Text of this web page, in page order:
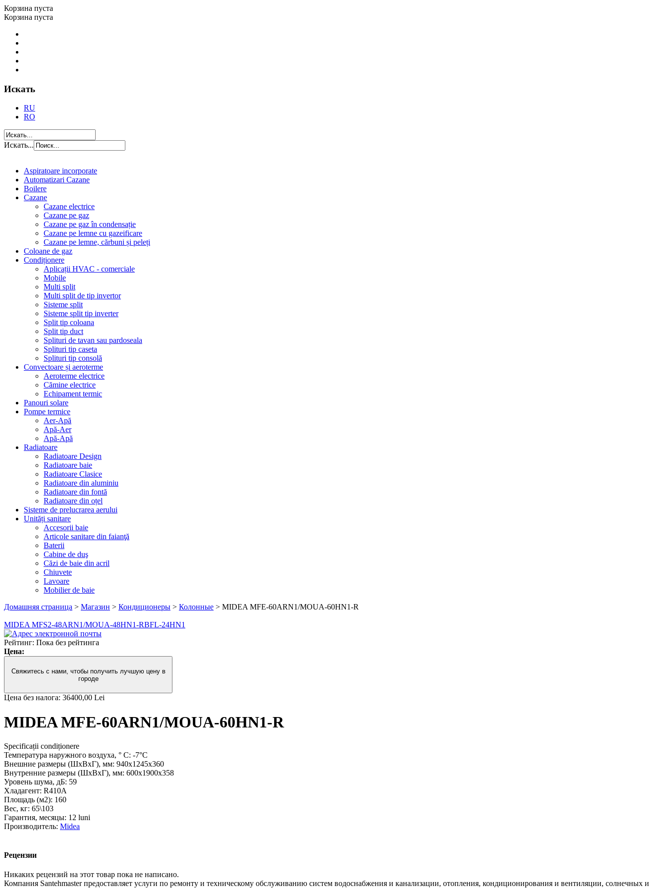
Корзина пуста
Корзина пуста
Искать
RU
RO
Искать...
Aspiratoare incorporate
Automatizari Cazane
Boilere
Cazane
Cazane electrice
Cazane pe gaz
Cazane pe gaz în condensație
Cazane pe lemne cu gazeificare
Cazane pe lemne, cărbuni și peleți
Coloane de gaz
Condiționere
Aplicații HVAC - comerciale
Mobile
Multi split
Multi split de tip invertor
Sisteme split
Sisteme split tip inverter
Split tip coloana
Split tip duct
Splituri de tavan sau pardoseala
Splituri tip caseta
Splituri tip consolă
Convectoare și aeroterme
Aeroterme electrice
Cămine electrice
Echipament termic
Panouri solare
Pompe termice
Aer-Apă
Apă-Aer
Apă-Apă
Radiatoare
Radiatoare Design
Radiatoare baie
Radiatoare Clasice
Radiatoare din aluminiu
Radiatoare din fontă
Radiatoare din oțel
Sisteme de prelucrarea aerului
Unități sanitare
Accesorii baie
Articole sanitare din faianţă
Baterii
Cabine de duş
Căzi de baie din acril
Chiuvete
Lavoare
Mobilier de baie
Домашняя страница > Магазин > Кондиционеры > Колонные > MIDEA MFE-60ARN1/MOUA-60HN1-R
MIDEA MFS2-48ARN1/MOUA-48HN1-RBFL-24HN1
Рейтинг: Пока без рейтинга
Цена:
Свяжитесь с нами, чтобы получить лучшую цену в
городе
Цена без налога: 36400,00 Lei
MIDEA MFE-60ARN1/MOUA-60HN1-R
Specificații condiționere
Температура наружного воздуха, ° С: -7°C
Внешние размеры (ШхВхГ), мм: 940x1245x360
Внутренние размеры (ШхВхГ), мм: 600x1900x358
Уровень шума, дБ: 59
Хладагент: R410A
Площадь (м2): 160
Вес, кг: 65\103
Гарантия, месяцы: 12 luni
Производитель: Midea
Рецензии
Никаких рецензий на этот товар пока не написано.
Компания Santehmaster предоставляет услуги по ремонту и техническому обслуживанию систем водоснабжения и канализации, отопления, кондиционирования и вентиляции, солнечных и